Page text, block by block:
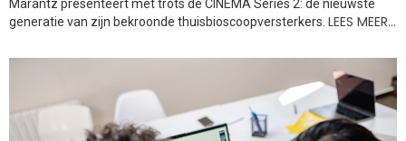
Marantz presenteert met trots de CINEMA Series 2: de nieuwste
generatie van zijn bekroonde thuisbioscoopversterkers. LEES MEER…